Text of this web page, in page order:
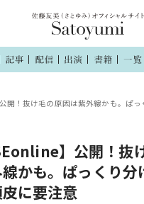
公開！抜け毛の原因は紫外線かも。ぱ
】公開！抜
かも。ぱっくり分
に要注意